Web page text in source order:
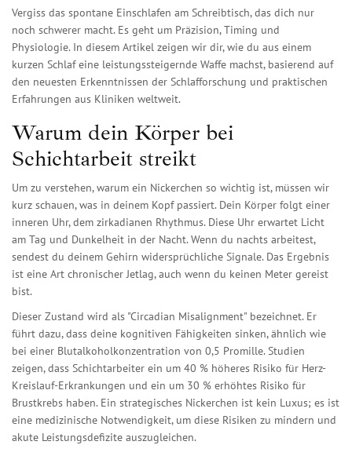
Vergiss das spontane Einschlafen am Schreibtisch, das dich nur
noch schwerer macht. Es geht um Präzision, Timing und
Physiologie. In diesem Artikel zeigen wir dir, wie du aus einem
kurzen Schlaf eine leistungssteigernde Waffe machst, basierend auf
den neuesten Erkenntnissen der Schlafforschung und praktischen
Erfahrungen aus Kliniken weltweit.
Warum dein Körper bei
Schichtarbeit streikt
Um zu verstehen, warum ein Nickerchen so wichtig ist, müssen wir
kurz schauen, was in deinem Kopf passiert. Dein Körper folgt einer
inneren Uhr, dem zirkadianen Rhythmus. Diese Uhr erwartet Licht
am Tag und Dunkelheit in der Nacht. Wenn du nachts arbeitest,
sendest du deinem Gehirn widersprüchliche Signale. Das Ergebnis
ist eine Art chronischer Jetlag, auch wenn du keinen Meter gereist
bist.
Dieser Zustand wird als "Circadian Misalignment" bezeichnet. Er
führt dazu, dass deine kognitiven Fähigkeiten sinken, ähnlich wie
bei einer Blutalkoholkonzentration von 0,5 Promille. Studien
zeigen, dass Schichtarbeiter ein um 40 % höheres Risiko für Herz-
Kreislauf-Erkrankungen und ein um 30 % erhöhtes Risiko für
Brustkrebs haben. Ein strategisches Nickerchen ist kein Luxus; es ist
eine medizinische Notwendigkeit, um diese Risiken zu mindern und
akute Leistungsdefizite auszugleichen.